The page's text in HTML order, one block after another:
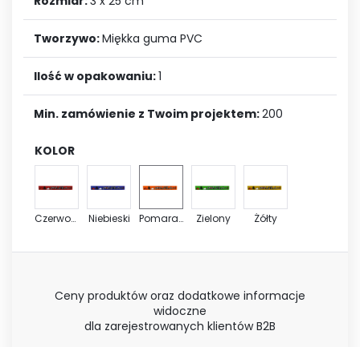
Tworzywo:Miękka guma PVC
Ilość w opakowaniu:1
Min. zamówienie z Twoim projektem:200
KOLOR
Czerwony Niebieski Pomarańczowy Zielony Żółty
Ceny produktów oraz dodatkowe informacje
widoczne
dla zarejestrowanych klientów B2B